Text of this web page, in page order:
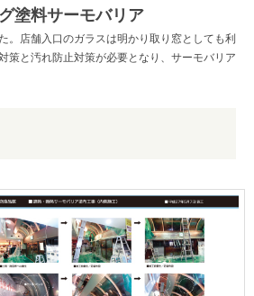
塗料サーモバリア
。店舗入口のガラスは明かり取り窓としても利
策と汚れ防止対策が必要となり、サーモバリア